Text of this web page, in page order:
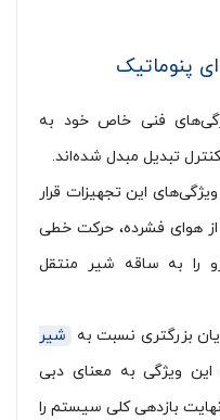
پنوماتیک
فنی خاص خود به
تبدیل مبدل شده‌اند.
این تجهیزات قرار
از هوای فشرده، حرکت خطی
را به ساقه شیر منتقل
بزرگتری نسبت به
شیر
این ویژگی به معنای دبی
بازدهی کلی سیستم را